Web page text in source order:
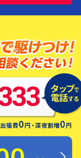
本ですぐ